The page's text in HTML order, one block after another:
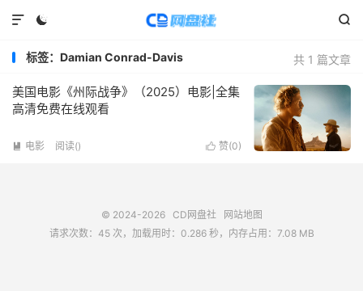
 

共 1 篇文章
标签：Damian Conrad-Davis
美国电影《州际战争》（2025）电影|全集
高清免费在线观看
 赞(0)
 电影 阅读()
© 2024-2026 CD网盘社
网站地图
请求次数：45 次，加载用时：0.286 秒，内存占用：7.08 MB